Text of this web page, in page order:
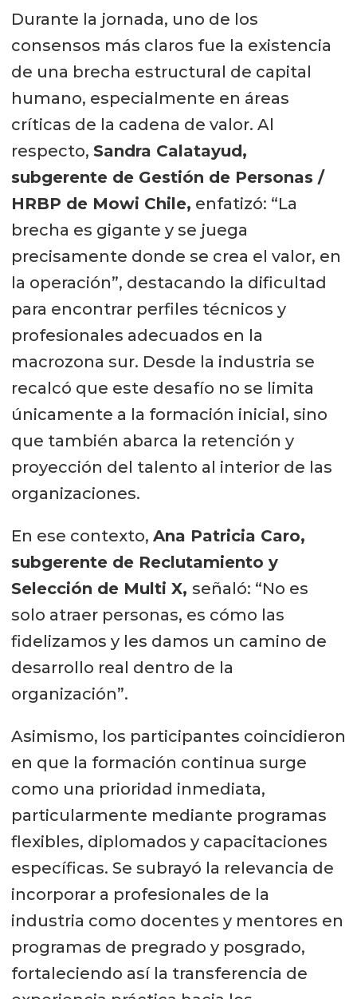
Durante la jornada, uno de los
consensos más claros fue la existencia
de una brecha estructural de capital
humano, especialmente en áreas
críticas de la cadena de valor. Al
respecto, Sandra Calatayud,
subgerente de Gestión de Personas /
HRBP de Mowi Chile, enfatizó: “La
brecha es gigante y se juega
precisamente donde se crea el valor, en
la operación”, destacando la dificultad
para encontrar perfiles técnicos y
profesionales adecuados en la
macrozona sur. Desde la industria se
recalcó que este desafío no se limita
únicamente a la formación inicial, sino
que también abarca la retención y
proyección del talento al interior de las
organizaciones.
En ese contexto, Ana Patricia Caro,
subgerente de Reclutamiento y
Selección de Multi X, señaló: “No es
solo atraer personas, es cómo las
fidelizamos y les damos un camino de
desarrollo real dentro de la
organización”.
Asimismo, los participantes coincidieron
en que la formación continua surge
como una prioridad inmediata,
particularmente mediante programas
flexibles, diplomados y capacitaciones
específicas. Se subrayó la relevancia de
incorporar a profesionales de la
industria como docentes y mentores en
programas de pregrado y posgrado,
fortaleciendo así la transferencia de